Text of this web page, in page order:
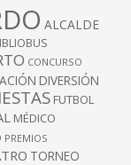
ALCALDE
CONCURSO
DIVERSIÓN
FUTBOL
MÉDICO
PREMIOS
TORNEO